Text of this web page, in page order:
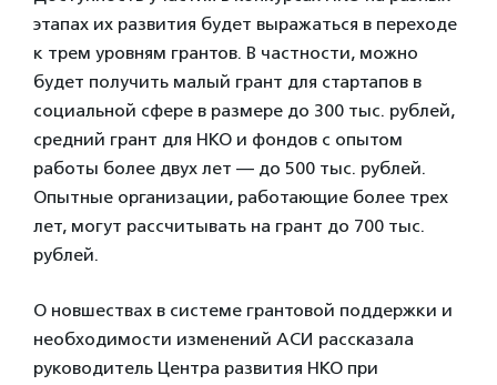
этапах их развития будет выражаться в переходе
к трем уровням грантов. В частности, можно
будет получить малый грант для стартапов в
социальной сфере в размере до 300 тыс. рублей,
средний грант для НКО и фондов с опытом
работы более двух лет — до 500 тыс. рублей.
Опытные организации, работающие более трех
лет, могут рассчитывать на грант до 700 тыс.
рублей.
О новшествах в системе грантовой поддержки и
необходимости изменений АСИ рассказала
руководитель Центра развития НКО при